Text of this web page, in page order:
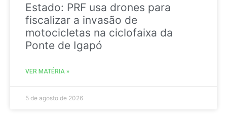
Estado: PRF usa drones para
fiscalizar a invasão de
motocicletas na ciclofaixa da
Ponte de Igapó
VER MATÉRIA »
5 de agosto de 2026